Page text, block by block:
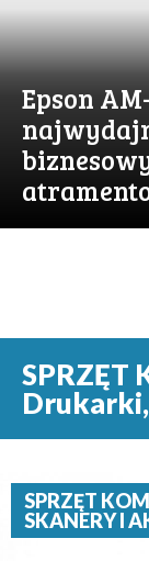
Epson
SPRZĘT
SPRZĘT
SKANERY I